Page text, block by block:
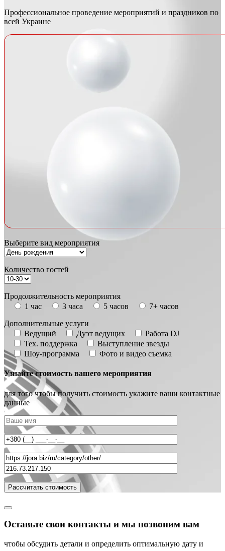
Профессиональное проведение мероприятий и праздников по
всей Украине
Выберите вид мероприятия
Количество гостей
Продолжительность мероприятия
1 час
3 часа 5 часов
7+ часов
Дополнительные услуги
Ведущий
Дуэт ведущих
Работа DJ
Тех. поддержка
Выступление звезды
Шоу-программа
Фото и видео съемка
Узнайте стоимость вашего мероприятия
для того чтобы получить стоимость укажите ваши контактные
данные
Оставьте свои контакты и мы позвоним вам
чтобы обсудить детали и определить оптимальную дату и